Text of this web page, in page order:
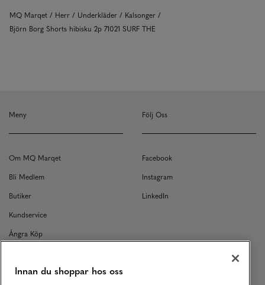
MQ Marqet Herr Underkläder
Kalsonger
Björn Borg Shorts hibisku 2p 71021 SURF THE
Meny
Om MQ Marqet
Bli Medlem
Butiker
Kundservice
Ångra Köp
Returer
Följ Oss
Facebook
Instagram
LinkedIn
Innan du shoppar hos oss